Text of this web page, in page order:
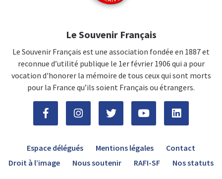
Le Souvenir Français
Le Souvenir Français est une association fondée en 1887 et
reconnue d’utilité publique le 1er février 1906 qui a pour
vocation d'honorer la mémoire de tous ceux qui sont morts
pour la France qu’ils soient Français ou étrangers.
Espace délégués Mentions légales
Contact
Droit à l’image
Nous soutenir RAFI-SF Nos statuts